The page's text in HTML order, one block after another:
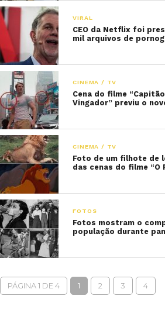
VIRAL
CEO da Netflix foi
mil arquivos de
CINEMA / TV
Cena do filme
Vingador” previu o
CINEMA / TV
Foto de um filhote de
das cenas do filme “O
FOTOS
Fotos mostram o
população durante
PÁGINA 1 DE 4 1 2 3 4